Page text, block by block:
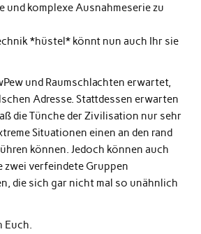
und komplexe Ausnahmeserie zu
*hüstel* könnt nun auch Ihr sie
und Raumschlachten erwartet,
Adresse. Stattdessen erwarten
die Tünche der Zivilisation nur sehr
Situationen einen an den rand
können. Jedoch können auch
zwei verfeindete Gruppen
die sich gar nicht mal so unähnlich
Euch.